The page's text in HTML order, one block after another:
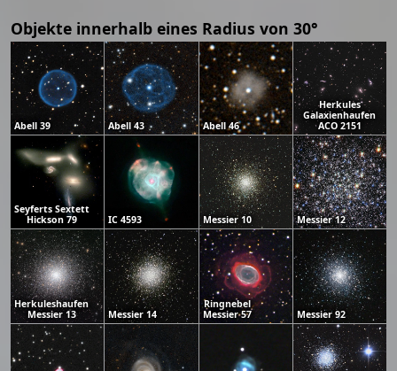
Objekte innerhalb eines Radius von 30°
Abell 39 Abell 43 Abell 46
Herkules
Galaxienhaufen
ACO 2151
Seyferts Sextett
Hickson 79
IC 4593 Messier 10 Messier 12
Herkuleshaufen
Messier 13
Messier 14
Ringnebel
Messier 57
Messier 92